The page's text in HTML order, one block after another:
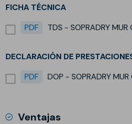
FICHA TÉCNICA
PDF
TDS - SOPRADRY MUR
DECLARACIÓN DE
PDF
DOP - SOPRADRY MUR
Ventajas